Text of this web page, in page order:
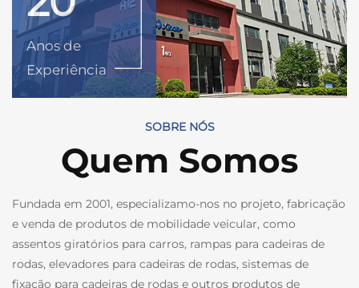
Anos de
Experiência
SOBRE NÓS
Quem Somos
Fundada em 2001, especializamo-nos no projeto, fabricação
e venda de produtos de mobilidade veicular, como
assentos giratórios para carros, rampas para cadeiras de
rodas, elevadores para cadeiras de rodas, sistemas de
fixação para cadeiras de rodas e outros produtos de